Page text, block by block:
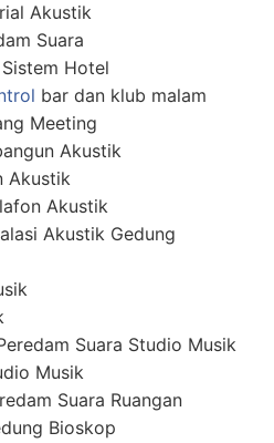
Akustik
Suara
Hotel
bar dan klub malam
Meeting
Akustik
Akustik
Akustik
Akustik Gedung
Suara Studio Musik
Musik
Suara Ruangan
Bioskop